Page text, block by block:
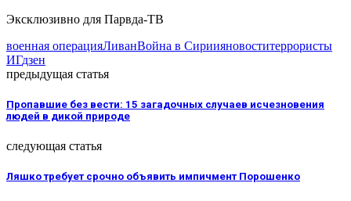
Эксклюзивно для Парвда-ТВ
военная операцияЛиванВойна в Сириияновоститеррористы
ИГдзен
предыдущая статья
Пропавшие без вести: 15 загадочных случаев исчезновения
людей в дикой природе
следующая статья
Ляшко требует срочно объявить импичмент Порошенко